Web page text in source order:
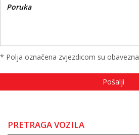
* Polja označena zvjezdicom su obavezna
PRETRAGA VOZILA